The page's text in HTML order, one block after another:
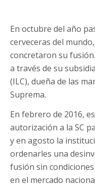
En octubre del año
cerveceras del
concretaron su
a través de su
(ILC), dueña de las
Suprema.
En febrero de 2016,
autorización a la SC
y en agosto la
ordenarles una
fusión sin
en el mercado